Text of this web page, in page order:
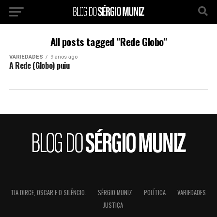
All posts tagged "Rede Globo"
VARIEDADES 9 anos ago
A Rede (Globo) puiu
TIA DIRCE, OSCAR E O SILÊNCIO. SÉRGIO MUNIZ POLÍTICA
VARIEDADES
JUSTIÇA